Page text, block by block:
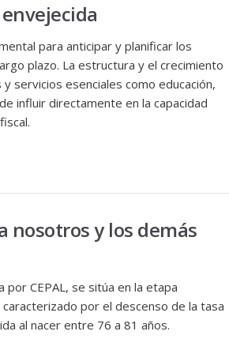
para anticipar y planificar los
plazo. La estructura y el crecimiento
servicios esenciales como educación,
influir directamente en la capacidad
nosotros y los demás
por CEPAL, se sitúa en la etapa
por el descenso de la tasa
al nacer entre 76 a 81 años.